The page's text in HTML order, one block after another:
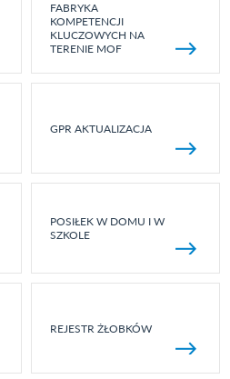
FABRYKA
KOMPETENCJI
KLUCZOWYCH NA
TERENIE MOF
GPR AKTUALIZACJA
POSIŁEK W DOMU I W
SZKOLE
REJESTR ŻŁOBKÓW